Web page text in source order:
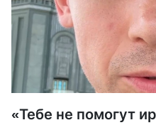
«Тебе не помогут